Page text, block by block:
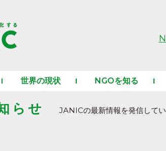
世界の現状 NGOを知る
らせ JANICの最新情報を発信してい